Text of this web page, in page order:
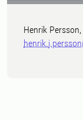
Henrik